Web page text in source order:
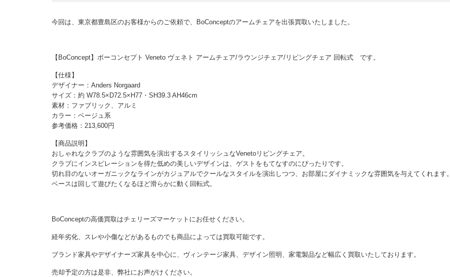
今回は、東京都豊島区のお客様からのご依頼で、BoConceptのアームチェアを出張買取いたしました。
【BoConcept】ボーコンセプト Veneto ヴェネト アームチェア/ラウンジチェア/リビングチェア 回転式 です。
【仕様】
デザイナー：Anders Norgaard
サイズ：約 W78.5×D72.5×H77・SH39.3 AH46cm
素材：ファブリック、アルミ
カラー：ベージュ系
参考価格：213,600円
【商品説明】
おしゃれなクラブのような雰囲気を演出するスタイリッシュなVenetoリビングチェア。
クラブにインスピレーションを得た低めの美しいデザインは、ゲストをもてなすのにぴったりです。
切れ目のないオーガニックなラインがカジュアルでクールなスタイルを演出しつつ、お部屋にダイナミックな雰囲気を与えてくれます。
ベースは回して遊びたくなるほど滑らかに動く回転式。
BoConceptの高価買取はチェリーズマーケットにお任せください。
経年劣化、スレや小傷などがあるものでも商品によっては買取可能です。
ブランド家具やデザイナーズ家具を中心に、ヴィンテージ家具、デザイン照明、家電製品など幅広く買取いたしております。
売却予定の方は是非、弊社にお声がけください。